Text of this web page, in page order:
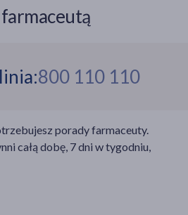
800 110 110
porady farmaceuty.
całą dobę, 7 dni w tygodniu,